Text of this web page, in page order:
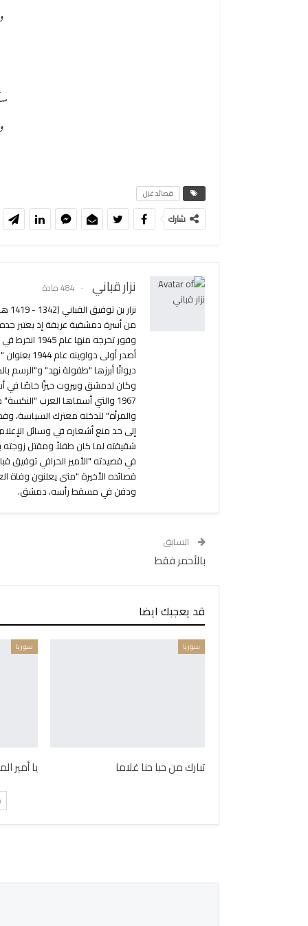
قصائد غزل
شارك
نزار قباني 484 مادة
من أسرة دمشقية عريقة إذ يعتبر
ديوانًا أبرزها "طفولة نهد" و"الرسم
وكان لدمشق وبيروت حيزًا خاصًا في
1967 والتي أسماها العرب
والمرأة" لتدخله معترك السياسة،
إلى حد منع أشعاره في وسائل
شقيقته لما كان طفلاً ومقتل زوجته
في قصيدته "الأمير الخرافي توفيق
ودفن في مسقط رأسه، دمشق.
السابق
بالأحمر فقط
قد يعجبك ايضا
سوريا
تبارك من حبا حنا غلاما
سوريا
يا أمير